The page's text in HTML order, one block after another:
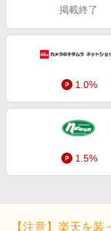
生活・お役立ち
金融・マネー・保険
デジタルコンテンツ
ビジネス・その他サー
掲載終了
1.0%
1.5%
【注意】楽天を